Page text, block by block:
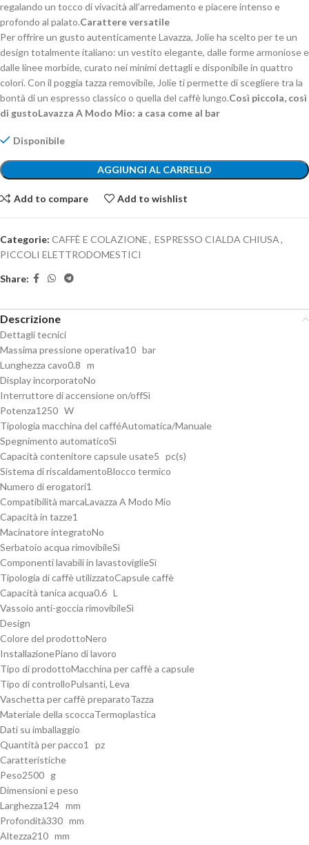
regalando un tocco di vivacità all’arredamento e piacere intenso e
profondo al palato.Carattere versatile
Per offrire un gusto autenticamente Lavazza, Jolie ha scelto per te un
design totalmente italiano: un vestito elegante, dalle forme armoniose e
dalle linee morbide, curato nei minimi dettagli e disponibile in quattro
colori. Con il poggia tazza removibile, Jolie ti permette di scegliere tra la
bontà di un espresso classico o quella del caffè lungo.Così piccola, così
di gustoLavazza A Modo Mio: a casa come al bar
Disponibile
AGGIUNGI AL CARRELLO
Add to compare Add to wishlist
Categorie: CAFFÈ E COLAZIONE, ESPRESSO CIALDA CHIUSA,
PICCOLI ELETTRODOMESTICI
Share:
Descrizione
Dettagli tecnici
Massima pressione operativa10 bar
Lunghezza cavo0.8 m
Display incorporatoNo
Interruttore di accensione on/offSì
Potenza1250 W
Tipologia macchina del cafféAutomatica/Manuale
Spegnimento automaticoSì
Capacità contenitore capsule usate5 pc(s)
Sistema di riscaldamentoBlocco termico
Numero di erogatori1
Compatibilità marcaLavazza A Modo Mio
Capacità in tazze1
Macinatore integratoNo
Serbatoio acqua rimovibileSì
Componenti lavabili in lavastoviglieSì
Tipologia di caffè utilizzatoCapsule caffè
Capacità tanica acqua0.6 L
Vassoio anti-goccia rimovibileSì
Design
Colore del prodottoNero
InstallazionePiano di lavoro
Tipo di prodottoMacchina per caffè a capsule
Tipo di controlloPulsanti, Leva
Vaschetta per caffè preparatoTazza
Materiale della scoccaTermoplastica
Dati su imballaggio
Quantità per pacco1 pz
Caratteristiche
Peso2500 g
Dimensioni e peso
Larghezza124 mm
Profondità330 mm
Altezza210 mm